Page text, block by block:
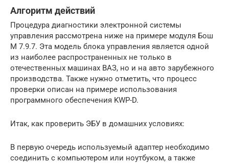
Алгоритм действий
Процедура диагностики электронной системы
управления рассмотрена ниже на примере модуля Бош
М 7.9.7. Эта модель блока управления является одной
из наиболее распространенных не только в
отечественных машинах ВАЗ, но и на авто зарубежного
производства. Также нужно отметить, что процесс
проверки описан на примере использования
программного обеспечения KWP-D.
Итак, как проверить ЭБУ в домашних условиях:
В первую очередь используемый адаптер необходимо
соединить с компьютером или ноутбуком, а также